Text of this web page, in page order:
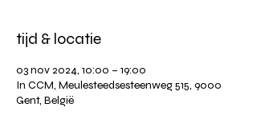
tijd & locatie
03 nov 2024, 10:00 – 19:00
In CCM, Meulesteedsesteenweg 515, 9000
Gent, België